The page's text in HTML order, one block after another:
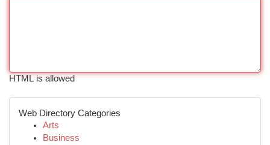
HTML is allowed
Web Directory Categories
Arts
Business